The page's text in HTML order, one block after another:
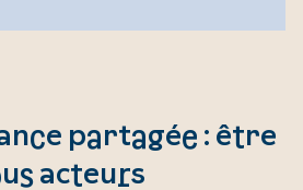
partagée : être
acteurs